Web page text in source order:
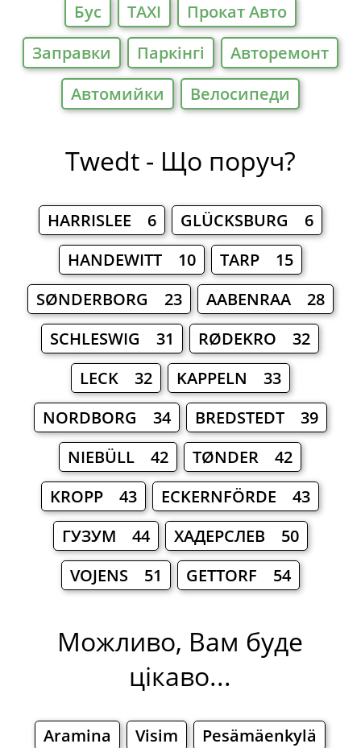
Бус
TAXI
Прокат Авто
Заправки
Паркiнгi
Авторемонт
Автомийки
Велосипеди
Twedt - Що поруч?
HARRISLEE 6
GLÜCKSBURG 6
HANDEWITT 10
TARP 15
SØNDERBORG 23
AABENRAA 28
SCHLESWIG 31
RØDEKRO 32
LECK 32
KAPPELN 33
NORDBORG 34
BREDSTEDT 39
NIEBÜLL 42
TØNDER 42
KROPP 43
ECKERNFÖRDE 43
ГУЗУМ 44
ХАДЕРСЛЕВ 50
VOJENS 51
GETTORF 54
Можливо, Вам буде
цікаво...
Aramina Visim
Pesämäenkylä